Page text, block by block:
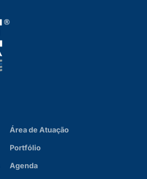
Área de Atuação
Portfólio
Agenda